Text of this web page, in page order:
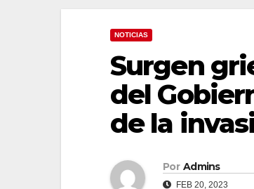
NOTICIAS
Surgen
del
de la
Por Admins
FEB 20, 2023